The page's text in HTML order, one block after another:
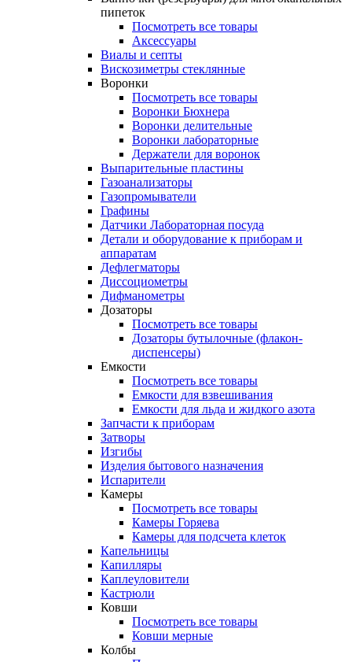
пипеток
Посмотреть все товары
Аксессуары
Виалы и септы
Вискозиметры стеклянные
Воронки
Посмотреть все товары
Воронки Бюхнера
Воронки делительные
Воронки лабораторные
Держатели для воронок
Выпарительные пластины
Газоанализаторы
Газопромыватели
Графины
Датчики Лабораторная посуда
Детали и оборудование к приборам и
аппаратам
Дефлегматоры
Диссоциометры
Дифманометры
Дозаторы
Посмотреть все товары
Дозаторы бутылочные (флакон-
диспенсеры)
Емкости
Посмотреть все товары
Емкости для взвешивания
Емкости для льда и жидкого азота
Запчасти к приборам
Затворы
Изгибы
Изделия бытового назначения
Испарители
Камеры
Посмотреть все товары
Камеры Горяева
Камеры для подсчета клеток
Капельницы
Капилляры
Каплеуловители
Кастрюли
Ковши
Посмотреть все товары
Ковши мерные
Колбы